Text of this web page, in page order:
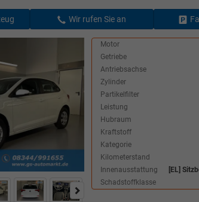
Wir rufen Sie an
Motor
Getriebe
Antriebsachse
Zylinder
Partikelfilter
Leistung
Hubraum
Kraftstoff
Kategorie
Kilometerstand
Innenausstattung
[EL]
Schadstoffklasse